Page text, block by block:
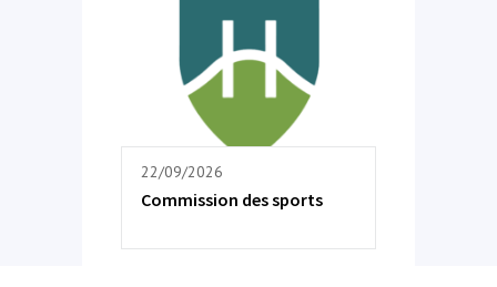
22/09/2026
Commission des sports